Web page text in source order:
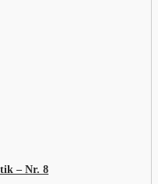
– Nr. 8